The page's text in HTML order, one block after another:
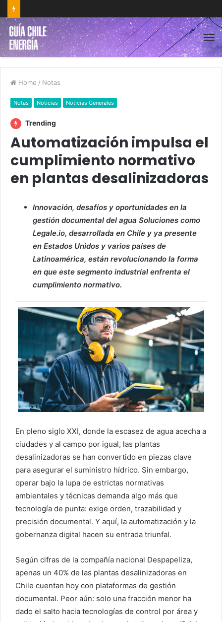
Home / Notas
Notas Noticias Noticias Generales
Trending
Automatización impulsa el
cumplimiento normativo
en plantas desalinizadoras
Innovación, desafíos y oportunidades en la
gestión documental del agua Soluciones como
Legale.io, desarrollada en Chile y ya presente
en Estados Unidos y varios países de
Latinoamérica, están revolucionando la forma
en que este segmento industrial enfrenta el
cumplimiento normativo.
En pleno siglo XXI, donde la escasez de agua acecha a
ciudades y al campo por igual, las plantas
desalinizadoras se han convertido en piezas clave
para asegurar el suministro hídrico. Sin embargo,
operar bajo la lupa de estrictas normativas
ambientales y técnicas demanda algo más que
tecnología de punta: exige orden, trazabilidad y
precisión documental. Y aquí, la automatización y la
gobernanza digital hacen su entrada triunfal.
Según cifras de la compañía nacional Despapeliza,
apenas un 40% de las plantas desalinizadoras en
Chile cuentan hoy con plataformas de gestión
documental. Peor aún: solo una fracción menor ha
dado el salto hacia tecnologías de control por área y